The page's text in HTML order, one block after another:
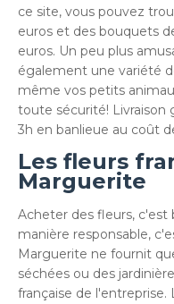
ce site, vous pouvez
euros et des bouquets
euros. Un peu plus
également une variété
même vos petits
toute sécurité! Livraison
3h en banlieue au coût
Les fleurs
Marguerite
Acheter des fleurs, c'est
manière responsable,
Marguerite ne fournit
séchées ou des
française de l'entreprise.